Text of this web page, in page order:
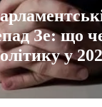
Зе: що
у